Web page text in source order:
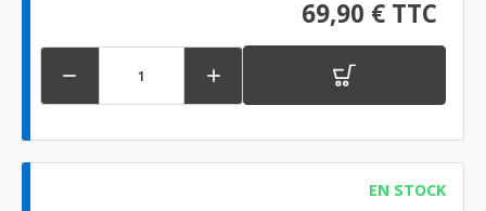
69,90 € TTC
 
EN STOCK